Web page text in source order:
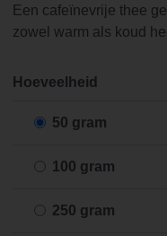
Een cafeïnevrije thee
zowel warm als koud
Hoeveelheid
50 gram
100 gram
250 gram